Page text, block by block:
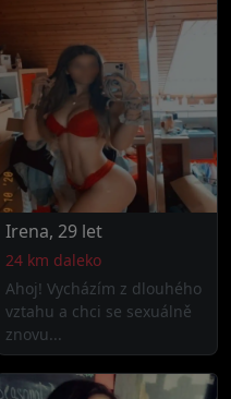
Irena, 29 let
24 km daleko
Ahoj! Vycházím z dlouhého
vztahu a chci se sexuálně
znovu...